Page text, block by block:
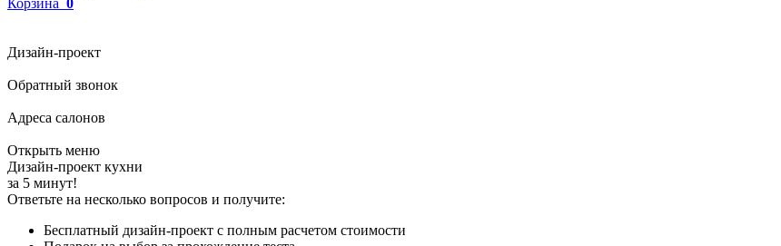
Корзина 0
Дизайн-проект
Обратный звонок
Адреса салонов
Открыть меню
Дизайн-проект кухни
за 5 минут!
Ответьте на несколько вопросов и получите:
Бесплатный дизайн-проект с полным расчетом стоимости